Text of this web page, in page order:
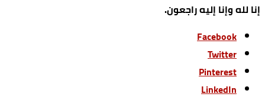
إنا لله وإنا إليه راجعون.
Facebook
Twitter
Pinterest
LinkedIn